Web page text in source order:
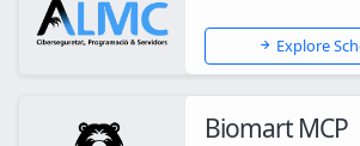
Explore
Biomart MCP